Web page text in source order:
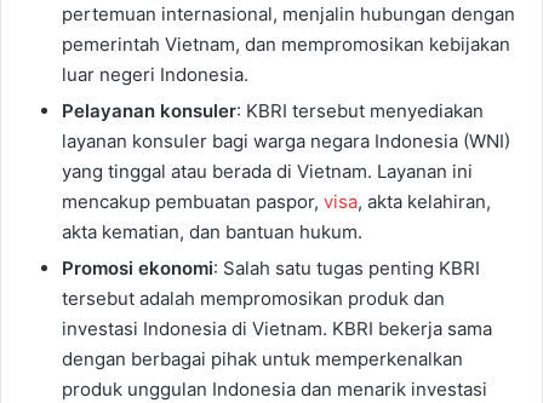
pertemuan internasional, menjalin hubungan dengan
pemerintah Vietnam, dan mempromosikan kebijakan
luar negeri Indonesia.
Pelayanan konsuler: KBRI tersebut menyediakan
layanan konsuler bagi warga negara Indonesia (WNI)
yang tinggal atau berada di Vietnam. Layanan ini
mencakup pembuatan paspor, visa, akta kelahiran,
akta kematian, dan bantuan hukum.
Promosi ekonomi: Salah satu tugas penting KBRI
tersebut adalah mempromosikan produk dan
investasi Indonesia di Vietnam. KBRI bekerja sama
dengan berbagai pihak untuk memperkenalkan
produk unggulan Indonesia dan menarik investasi